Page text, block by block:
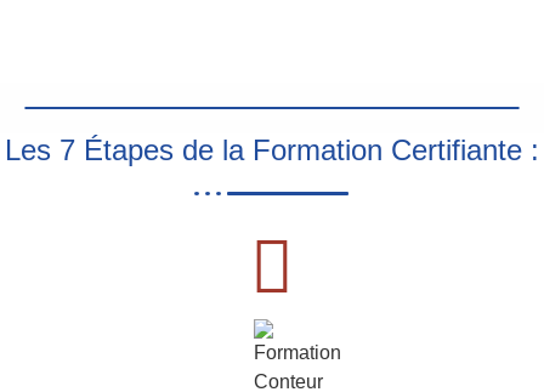
Les 7 Étapes de la Formation Certifiante :